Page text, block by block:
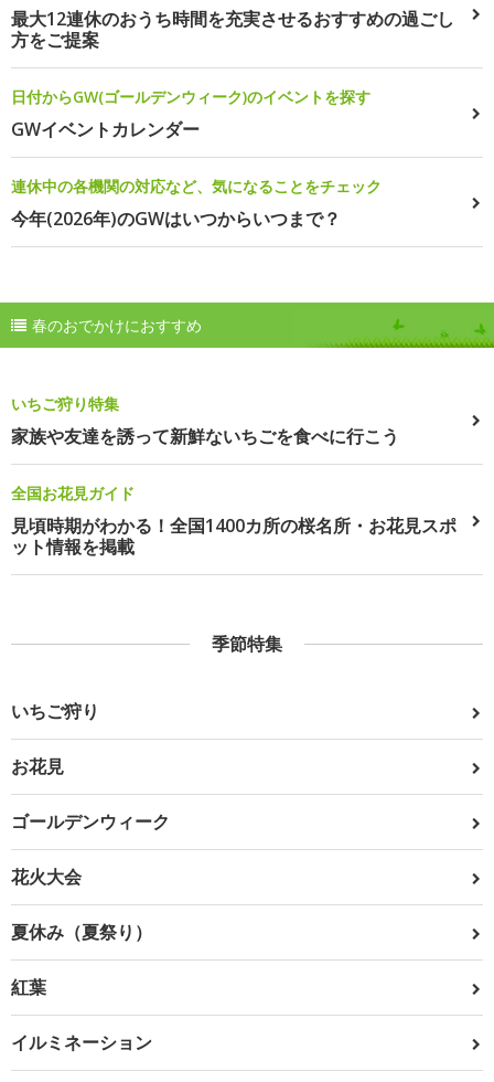
最大12連休のおうち時間を充実させるおすすめの過ごし
方をご提案
日付からGW(ゴールデンウィーク)のイベントを探す
GWイベントカレンダー
連休中の各機関の対応など、気になることをチェック
今年(2026年)のGWはいつからいつまで？
春のおでかけにおすすめ
いちご狩り特集
家族や友達を誘って新鮮ないちごを食べに行こう
全国お花見ガイド
見頃時期がわかる！全国1400カ所の桜名所・お花見スポ
ット情報を掲載
季節特集
いちご狩り
お花見
ゴールデンウィーク
花火大会
夏休み（夏祭り）
紅葉
イルミネーション